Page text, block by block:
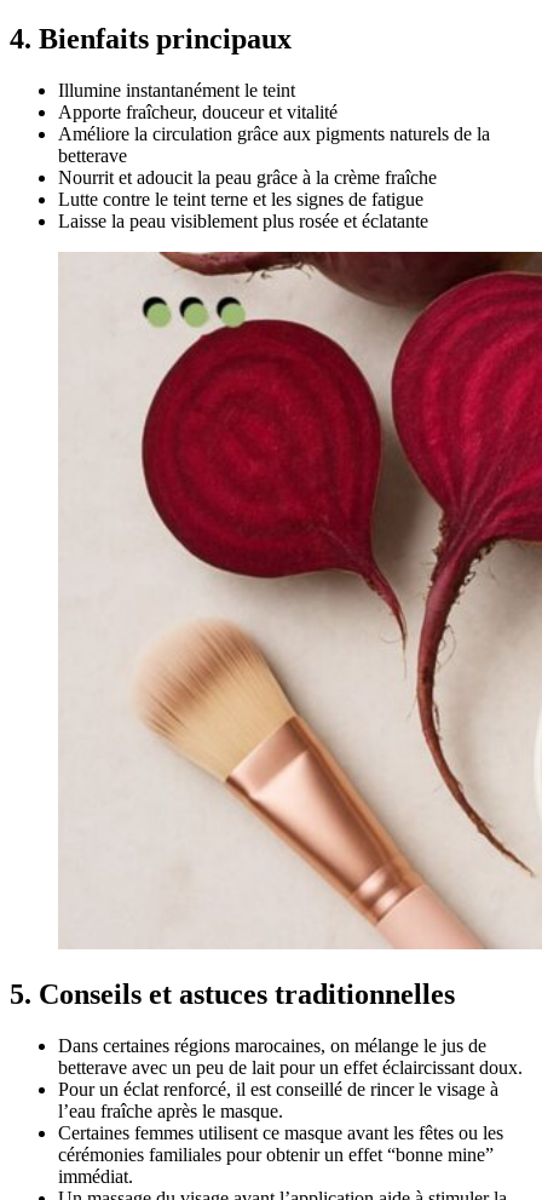
4. Bienfaits principaux
Illumine instantanément le teint
Apporte fraîcheur, douceur et vitalité
Améliore la circulation grâce aux pigments naturels de la
betterave
Nourrit et adoucit la peau grâce à la crème fraîche
Lutte contre le teint terne et les signes de fatigue
Laisse la peau visiblement plus rosée et éclatante
5. Conseils et astuces traditionnelles
Dans certaines régions marocaines, on mélange le jus de
betterave avec un peu de lait pour un effet éclaircissant doux.
Pour un éclat renforcé, il est conseillé de rincer le visage à
l’eau fraîche après le masque.
Certaines femmes utilisent ce masque avant les fêtes ou les
cérémonies familiales pour obtenir un effet “bonne mine”
immédiat.